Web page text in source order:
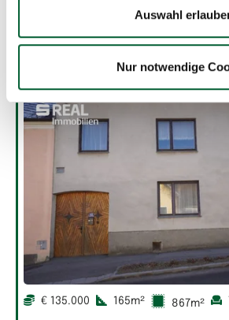
Auswahl
Nur notwendige
€ 135.000 165m² 867m²